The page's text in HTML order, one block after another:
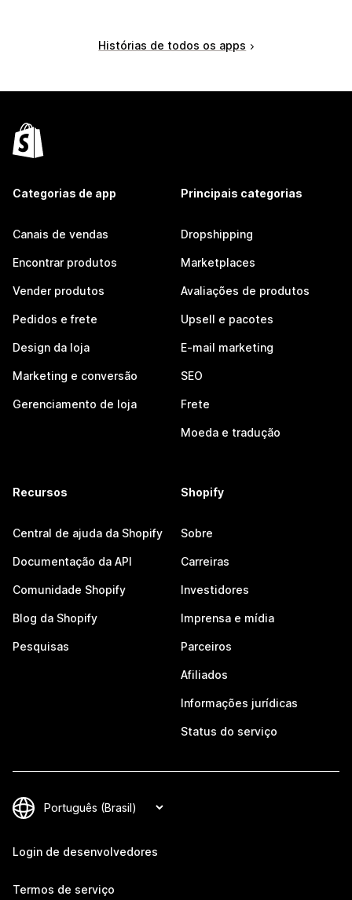
Histórias de todos os apps
Categorias de app
Canais de vendas
Encontrar produtos
Vender produtos
Pedidos e frete
Design da loja
Marketing e conversão
Gerenciamento de loja
Principais categorias
Dropshipping
Marketplaces
Avaliações de produtos
Upsell e pacotes
E-mail marketing
SEO
Frete
Moeda e tradução
Recursos
Central de ajuda da Shopify
Documentação da API
Comunidade Shopify
Blog da Shopify
Pesquisas
Shopify
Sobre
Carreiras
Investidores
Imprensa e mídia
Parceiros
Afiliados
Informações jurídicas
Status do serviço
Login de desenvolvedores
Termos de serviço